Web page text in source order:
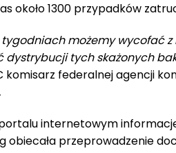
około 1300 przypadków
możemy wycofać z
dystrybucji tych skażonych
komisarz federalnej agencji
internetowym
obiecała przeprowadzenie